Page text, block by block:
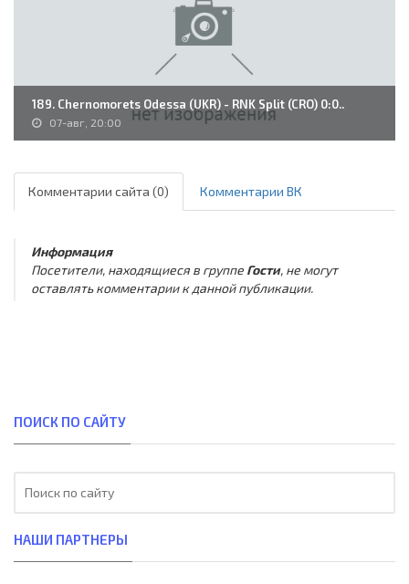
189. Chernomorets Odessa (UKR) - RNK Split (CRO) 0:0..
07-авг, 20:00
Комментарии сайта (0) Комментарии ВК
Информация
Посетители, находящиеся в группе Гости, не могут
оставлять комментарии к данной публикации.
ПОИСК ПО САЙТУ
НАШИ ПАРТНЕРЫ